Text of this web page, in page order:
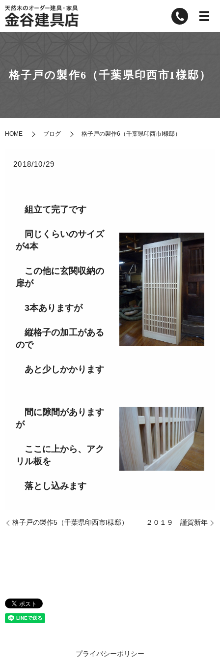
格子戸の製作6（千葉県印西市I様邸）
HOME ブログ 格子戸の製作6（千葉県印西市I様邸）
2018/10/29
組立て完了です
同じくらいのサイズ
が4本
この他に玄関収納の
扉が
3本ありますが
縦格子の加工がある
ので
あと少しかかります
間に隙間があります
が
ここに上から、アク
リル板を
落とし込みます
格子戸の製作5（千葉県印西市I様邸） ２０１９ 謹賀新年
プライバシーポリシー